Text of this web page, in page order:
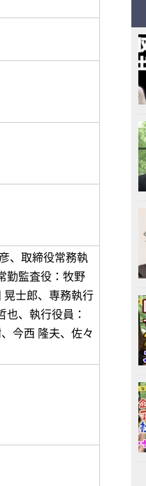
、取締役常務執
勤監査役：牧野
晃士郎、専務執行
也、執行役員：
今西 隆夫、佐々